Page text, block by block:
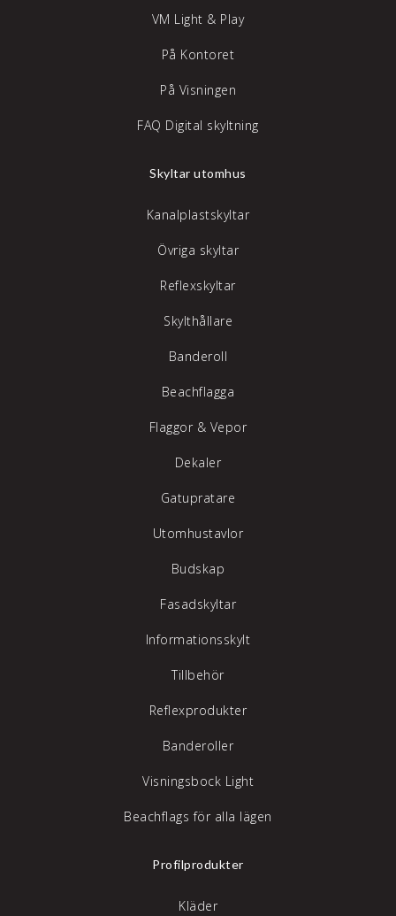
VM Light & Play
På Kontoret
På Visningen
FAQ Digital skyltning
Skyltar utomhus
Kanalplastskyltar
Övriga skyltar
Reflexskyltar
Skylthållare
Banderoll
Beachflagga
Flaggor & Vepor
Dekaler
Gatupratare
Utomhustavlor
Budskap
Fasadskyltar
Informationsskylt
Tillbehör
Reflexprodukter
Banderoller
Visningsbock Light
Beachflags för alla lägen
Profilprodukter
Kläder